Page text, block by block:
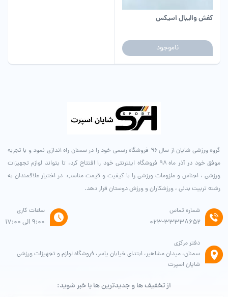
کفش والیبال اسیکس
ناموجود
گروه ورزشی شایان از سال ۹۶ فروشگاه رسمی خود را در سمنان راه اندازی نمود و با تجربه
موفق خود در آذر ماه ۹۸ فروشگاه اینترنتی خود را افتتاح کرد، تا بتواند لوازم تجهیزات
ورزشی ، اجناس و ملزومات ورزشی را با کیفیت و قیمت مناسب در اختیار علاقمندان به
رشته تربیت بدنی ، ورزشکاران و ورزش دوستان قرار دهد.
شماره تماس
۰۲۳-۳۳۳۳۸۶۵۲
ساعات کاری
9:00 الی 17:00
دفتر مرکزی
سمنان، میدان مشاهیر، ابتدای خیابان یاسر، فروشگاه لوازم و تجهیزات ورزشی
شایان اسپرت
از تخفیف ها و جدیدترین ها با خبر شوید: